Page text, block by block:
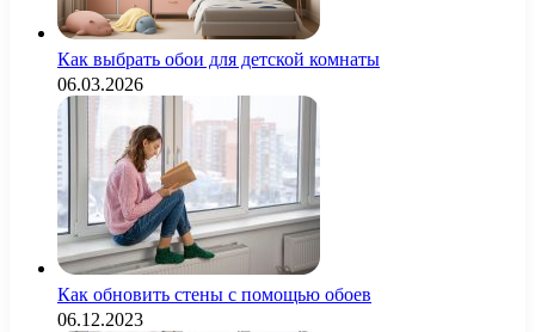
Как выбрать обои для детской комнаты
06.03.2026
Как обновить стены с помощью обоев
06.12.2023